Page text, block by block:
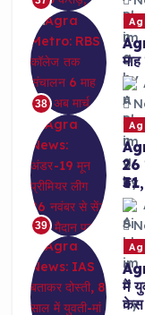
38
39
26
में
केस